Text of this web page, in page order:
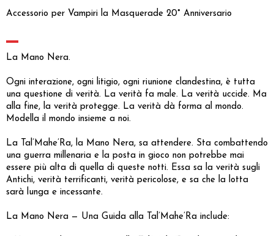
Accessorio per Vampiri la Masquerade 20° Anniversario
La Mano Nera.
Ogni interazione, ogni litigio, ogni riunione clandestina, è tutta
una questione di verità. La verità fa male. La verità uccide. Ma
alla fine, la verità protegge. La verità dà forma al mondo.
Modella il mondo insieme a noi.
La Tal’Mahe’Ra, la Mano Nera, sa attendere. Sta combattendo
una guerra millenaria e la posta in gioco non potrebbe mai
essere più alta di quella di queste notti. Essa sa la verità sugli
Antichi, verità terrificanti, verità pericolose, e sa che la lotta
sarà lunga e incessante.
La Mano Nera — Una Guida alla Tal’Mahe’Ra include: